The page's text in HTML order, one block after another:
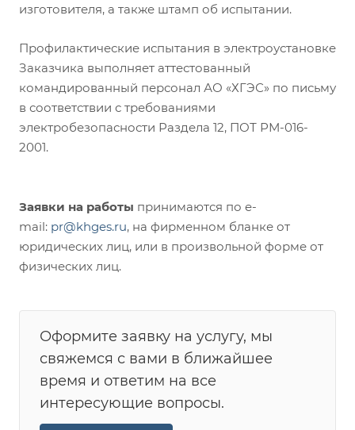
изготовителя, а также штамп об испытании.
Профилактические испытания в электроустановке
Заказчика выполняет аттестованный
командированный персонал АО «ХГЭС» по письму
в соответствии с требованиями
электробезопасности Раздела 12, ПОТ РМ-016-
2001.
Заявки на работы принимаются по e-
mail: pr@khges.ru, на фирменном бланке от
юридических лиц, или в произвольной форме от
физических лиц.
Оформите заявку на услугу, мы
свяжемся с вами в ближайшее
время и ответим на все
интересующие вопросы.